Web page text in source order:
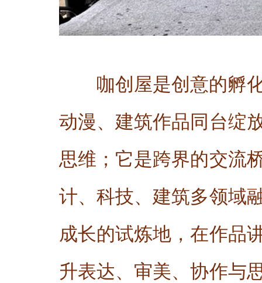
咖创屋是创意的孵
动漫、建筑作品同台绽
思维；它是跨界的交流
计、科技、建筑多领域
成长的试炼地，在作品
升表达、审美、协作与